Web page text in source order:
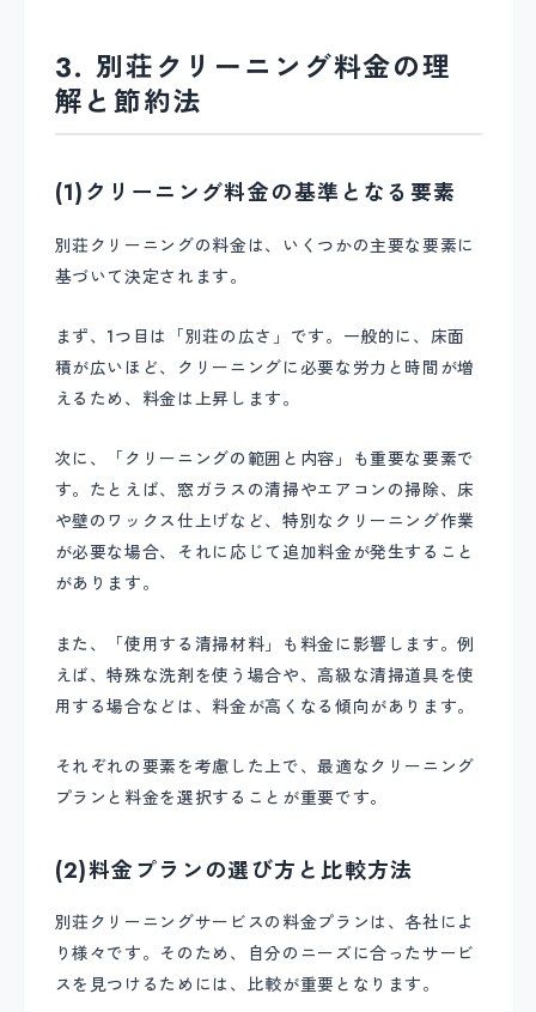
3. 別荘クリーニング料金の理
解と節約法
(1)クリーニング料金の基準となる要素
別荘クリーニングの料金は、いくつかの主要な要素に
基づいて決定されます。
まず、1つ目は「別荘の広さ」です。一般的に、床面
積が広いほど、クリーニングに必要な労力と時間が増
えるため、料金は上昇します。
次に、「クリーニングの範囲と内容」も重要な要素で
す。たとえば、窓ガラスの清掃やエアコンの掃除、床
や壁のワックス仕上げなど、特別なクリーニング作業
が必要な場合、それに応じて追加料金が発生すること
があります。
また、「使用する清掃材料」も料金に影響します。例
えば、特殊な洗剤を使う場合や、高級な清掃道具を使
用する場合などは、料金が高くなる傾向があります。
それぞれの要素を考慮した上で、最適なクリーニング
プランと料金を選択することが重要です。
(2)料金プランの選び方と比較方法
別荘クリーニングサービスの料金プランは、各社によ
り様々です。そのため、自分のニーズに合ったサービ
スを見つけるためには、比較が重要となります。